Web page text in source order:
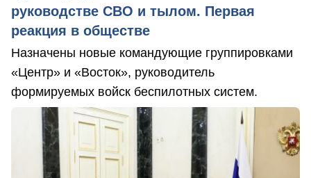
руководстве СВО и тылом. Первая
реакция в обществе
Назначены новые командующие группировками
«Центр» и «Восток», руководитель
формируемых войск беспилотных систем.